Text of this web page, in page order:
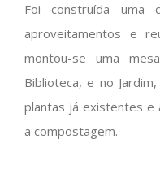
Foi construída
aproveitamentos e
montou-se uma
Biblioteca, e no
plantas já existentes e
a compostagem.